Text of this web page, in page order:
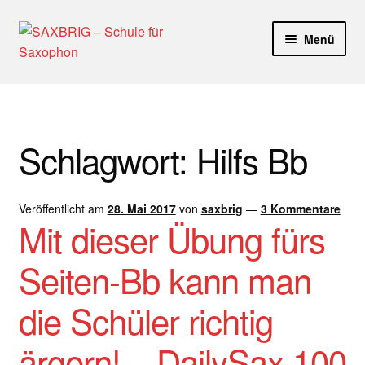
Zur
Navigation
Zum
Inhalt
Menü
Aktuelle Blog Artikel
ANMELDUNG
Dankeschön – Impro Basic Downloads (Youtube)
Datenschutz
Schlagwort: Hilfs Bb
Veröffentlicht am 28. Mai 2017 von saxbrig — 3 Kommentare
Mit dieser Übung fürs
Seiten-Bb kann man
die Schüler richtig